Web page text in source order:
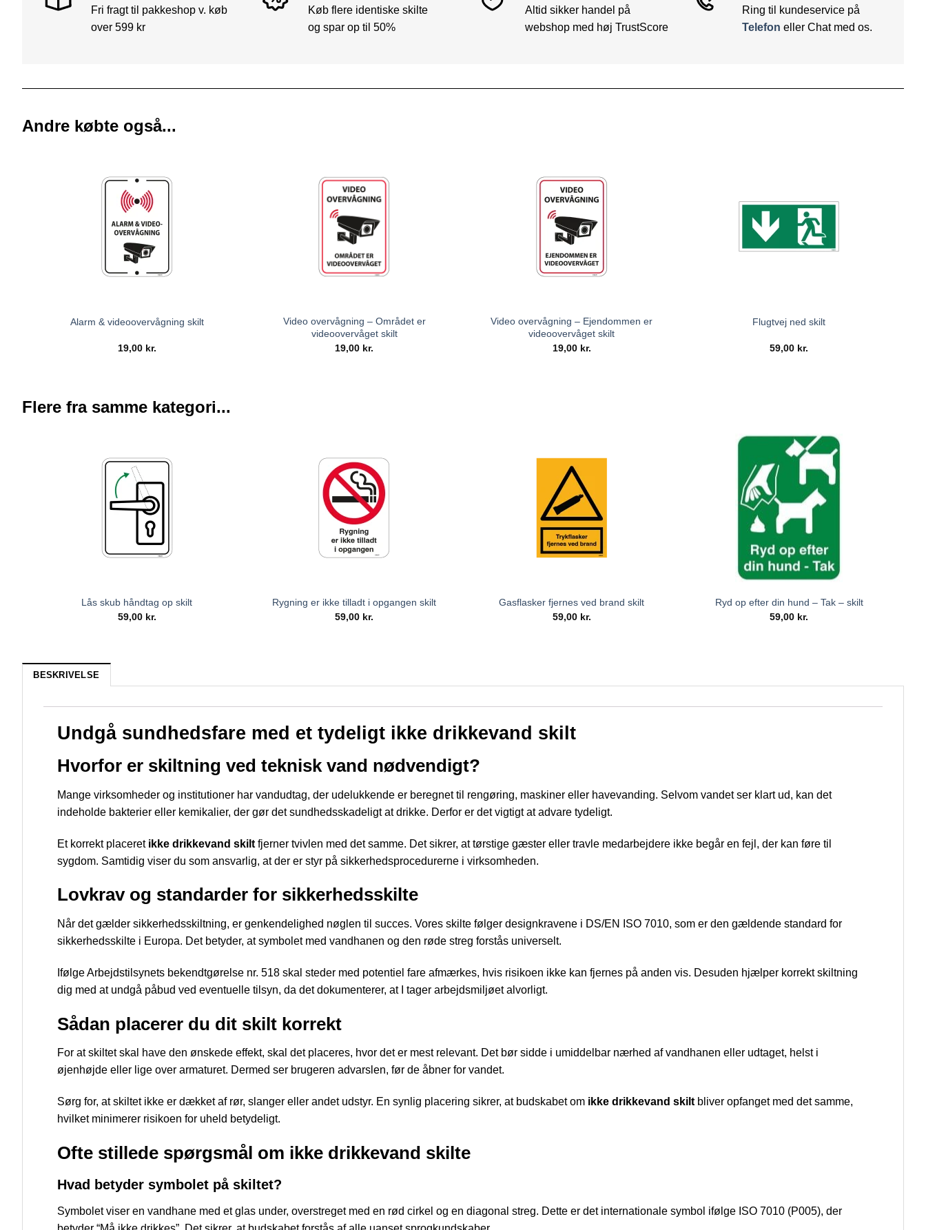
Fri fragt til pakkeshop v. køb
over 599 kr
Køb flere identiske skilte
og spar op til 50%
Altid sikker handel på
webshop med høj TrustScore
Ring til kundeservice på
Telefon eller Chat med os.
Andre købte også...
Alarm & videoovervågning skilt
19,00 kr.
Video overvågning – Området er
videoovervåget skilt
19,00 kr.
Video overvågning – Ejendommen er
videoovervåget skilt
19,00 kr.
Flugtvej ned skilt
59,00 kr.
Flere fra samme kategori...
Lås skub håndtag op skilt
59,00 kr.
Rygning er ikke tilladt i opgangen skilt
59,00 kr.
Gasflasker fjernes ved brand skilt
59,00 kr.
Ryd op efter din hund – Tak – skilt
59,00 kr.
BESKRIVELSE
Undgå sundhedsfare med et tydeligt ikke drikkevand skilt
Hvorfor er skiltning ved teknisk vand nødvendigt?
Mange virksomheder og institutioner har vandudtag, der udelukkende er beregnet til rengøring, maskiner eller havevanding. Selvom vandet ser klart ud, kan det
indeholde bakterier eller kemikalier, der gør det sundhedsskadeligt at drikke. Derfor er det vigtigt at advare tydeligt.
Et korrekt placeret ikke drikkevand skilt fjerner tvivlen med det samme. Det sikrer, at tørstige gæster eller travle medarbejdere ikke begår en fejl, der kan føre til
sygdom. Samtidig viser du som ansvarlig, at der er styr på sikkerhedsprocedurerne i virksomheden.
Lovkrav og standarder for sikkerhedsskilte
Når det gælder sikkerhedsskiltning, er genkendelighed nøglen til succes. Vores skilte følger designkravene i DS/EN ISO 7010, som er den gældende standard for
sikkerhedsskilte i Europa. Det betyder, at symbolet med vandhanen og den røde streg forstås universelt.
Ifølge Arbejdstilsynets bekendtgørelse nr. 518 skal steder med potentiel fare afmærkes, hvis risikoen ikke kan fjernes på anden vis. Desuden hjælper korrekt skiltning
dig med at undgå påbud ved eventuelle tilsyn, da det dokumenterer, at I tager arbejdsmiljøet alvorligt.
Sådan placerer du dit skilt korrekt
For at skiltet skal have den ønskede effekt, skal det placeres, hvor det er mest relevant. Det bør sidde i umiddelbar nærhed af vandhanen eller udtaget, helst i
øjenhøjde eller lige over armaturet. Dermed ser brugeren advarslen, før de åbner for vandet.
Sørg for, at skiltet ikke er dækket af rør, slanger eller andet udstyr. En synlig placering sikrer, at budskabet om ikke drikkevand skilt bliver opfanget med det samme,
hvilket minimerer risikoen for uheld betydeligt.
Ofte stillede spørgsmål om ikke drikkevand skilte
Hvad betyder symbolet på skiltet?
Symbolet viser en vandhane med et glas under, overstreget med en rød cirkel og en diagonal streg. Dette er det internationale symbol ifølge ISO 7010 (P005), der